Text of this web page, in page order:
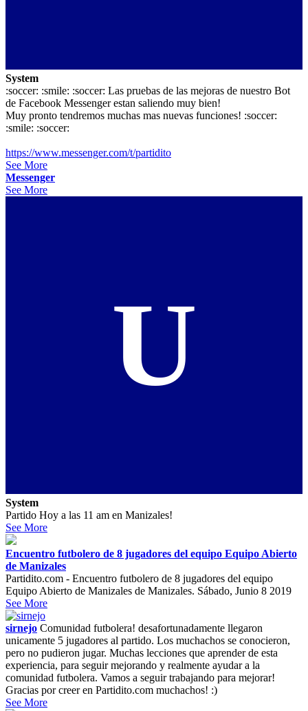
System
:soccer: :smile: :soccer: Las pruebas de las mejoras de nuestro Bot
de Facebook Messenger estan saliendo muy bien!
Muy pronto tendremos muchas mas nuevas funciones! :soccer:
:smile: :soccer:
https://www.messenger.com/t/partidito
See More
Messenger
See More
U
System
Partido Hoy a las 11 am en Manizales!
See More
Encuentro futbolero de 8 jugadores del equipo Equipo Abierto
de Manizales
Partidito.com - Encuentro futbolero de 8 jugadores del equipo
Equipo Abierto de Manizales de Manizales. Sábado, Junio 8 2019
See More
sirnejo Comunidad futbolera! desafortunadamente llegaron
unicamente 5 jugadores al partido. Los muchachos se conocieron,
pero no pudieron jugar. Muchas lecciones que aprender de esta
experiencia, para seguir mejorando y realmente ayudar a la
comunidad futbolera. Vamos a seguir trabajando para mejorar!
Gracias por creer en Partidito.com muchachos! :)
See More